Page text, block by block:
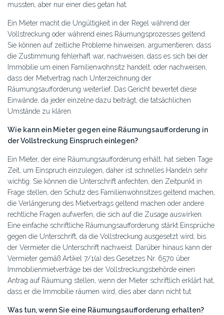
mussten, aber nur einer dies getan hat.
Ein Mieter macht die Ungültigkeit in der Regel während der
Vollstreckung oder während eines Räumungsprozesses geltend.
Sie können auf zeitliche Probleme hinweisen, argumentieren, dass
die Zustimmung fehlerhaft war, nachweisen, dass es sich bei der
Immobilie um einen Familienwohnsitz handelt, oder nachweisen,
dass der Mietvertrag nach Unterzeichnung der
Räumungsaufforderung weiterlief. Das Gericht bewertet diese
Einwände, da jeder einzelne dazu beiträgt, die tatsächlichen
Umstände zu klären.
Wie kann ein Mieter gegen eine Räumungsaufforderung in
der Vollstreckung Einspruch einlegen?
Ein Mieter, der eine Räumungsaufforderung erhält, hat sieben Tage
Zeit, um Einspruch einzulegen, daher ist schnelles Handeln sehr
wichtig. Sie können die Unterschrift anfechten, den Zeitpunkt in
Frage stellen, den Schutz des Familienwohnsitzes geltend machen,
die Verlängerung des Mietvertrags geltend machen oder andere
rechtliche Fragen aufwerfen, die sich auf die Zusage auswirken.
Eine einfache schriftliche Räumungsaufforderung stärkt Einsprüche
gegen die Unterschrift, da die Vollstreckung ausgesetzt wird, bis
der Vermieter die Unterschrift nachweist. Darüber hinaus kann der
Vermieter gemäß Artikel 7/1(a) des Gesetzes Nr. 6570 über
Immobilienmietverträge bei der Vollstreckungsbehörde einen
Antrag auf Räumung stellen, wenn der Mieter schriftlich erklärt hat,
dass er die Immobilie räumen wird, dies aber dann nicht tut.
Was tun, wenn Sie eine Räumungsaufforderung erhalten?